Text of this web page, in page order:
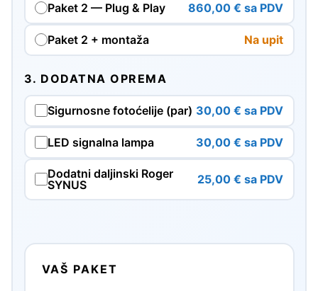
Paket 2 — Plug & Play 860,00 € sa PDV
Paket 2 + montaža Na upit
3. DODATNA OPREMA
Sigurnosne fotoćelije (par) 30,00 € sa PDV
LED signalna lampa 30,00 € sa PDV
Dodatni daljinski Roger
SYNUS
25,00 € sa PDV
VAŠ PAKET